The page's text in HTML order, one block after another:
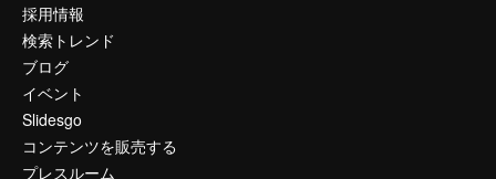
採用情報
検索トレンド
ブログ
イベント
Slidesgo
コンテンツを販売する
プレスルーム